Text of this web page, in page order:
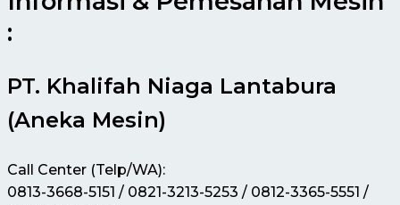
:
PT. Khalifah Niaga Lantabura
(Aneka Mesin)
Call Center (Telp/WA):
0813-3668-5151 / 0821-3213-5253 / 0812-3365-5551 /